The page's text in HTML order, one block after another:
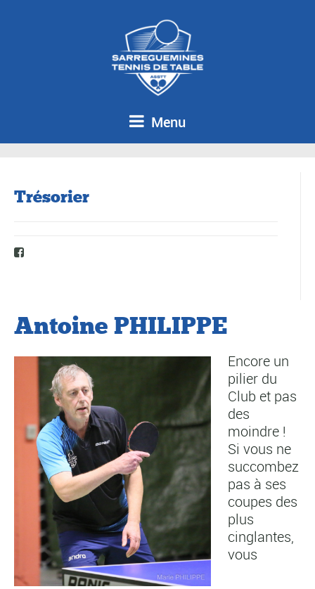
Menu
Trésorier
Antoine PHILIPPE
Encore un
pilier du
Club et pas
des
moindre !
Si vous ne
succombez
pas à ses
coupes des
plus
cinglantes,
vous